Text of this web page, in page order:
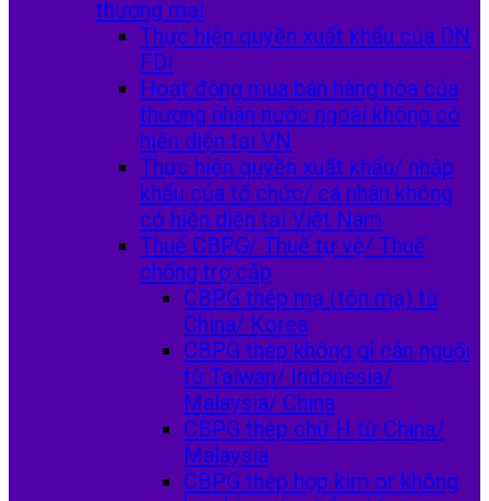
thương mại
Thực hiện quyền xuất khẩu của DN
FDI
Hoạt động mua bán hàng hóa của
thương nhân nước ngoài không có
hiện diện tại VN
Thực hiện quyền xuất khẩu/ nhập
khẩu của tổ chức/ cá nhân không
có hiện diện tại Việt Nam
Thuế CBPG/ Thuế tự vệ/ Thuế
chống trợ cấp
CBPG thép mạ (tôn mạ) từ
China/ Korea
CBPG thép không gỉ cán nguội
từ Taiwan/ Indonesia/
Malaysia/ China
CBPG thép chữ H từ China/
Malaysia
CBPG thép hợp kim or không